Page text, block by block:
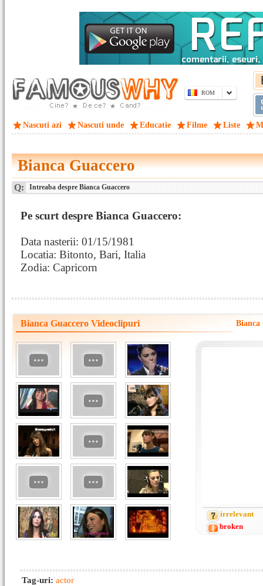
ROM
Nascuti azi Nascuti unde Educatie Filme Liste
Bianca Guaccero
Q: Intreaba despre Bianca Guaccero
Pe scurt despre Bianca Guaccero:
Data nasterii: 01/15/1981
Locatia: Bitonto, Bari, Italia
Zodia: Capricorn
Bianca Guaccero Videoclipuri Bianca
irrelevant
broken
Tag-uri: actor